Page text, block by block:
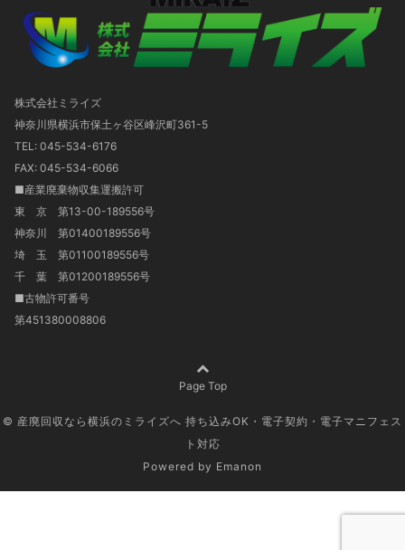
株式会社ミライズ
神奈川県横浜市保土ヶ谷区峰沢町361-5
TEL: 045-534-6176
FAX: 045-534-6066
■産業廃棄物収集運搬許可
東 京 第13-00-189556号
神奈川 第01400189556号
埼 玉 第01100189556号
千 葉 第01200189556号
■古物許可番号
第451380008806
Page Top
© 産廃回収なら横浜のミライズへ 持ち込みOK・電子契約・電子マニフェス
ト対応
Powered by Emanon